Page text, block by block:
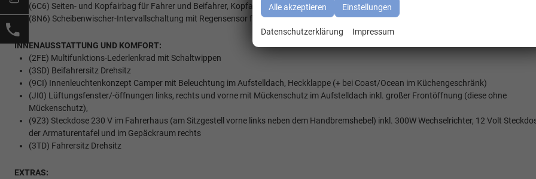
(6C6) Seiten- und Kopfairbag für Fahrer und Beifahrer, Kopfairbags für die äußeren Sitzplätze hinten und Mittenairbag vorn
(8N6) Scheibenwischer-Intervallschaltung mit Regensensor für die Frontscheibenwischer
INNENAUSSTATTUNG UND KOMFORT:
(2FE) Multifunktions-Lederlenkrad mit Schaltwippen
(3SD) Beifahrersitz Drehsitz
(9CI) Innenleuchtenkonzept Camper mit Beleuchtung im Aufstelldach, Heckklappe (+ bei Coast/Ocean im Küchengeschränk)
(JI0) Lüftungsfenster/-öffnungen links, rechts und vorne mit Mückenschutz im Aufstelldach inkl. großer Frontöffnung (diese ohne
Mückenschutz),
(9Z3) Steckdose 230 V im Fahrerhaus (am Sitzgestell vorne links neben dem Handbremshebel) inkl. 300W Wechselrichter, 12 Volt
der Armaturentafel und im Gepäckraum rechts
(3TD) Fahrersitz Drehsitz
EXTRAS:
Alle akzeptieren Einstellungen
Datenschutzerklärung Impressum